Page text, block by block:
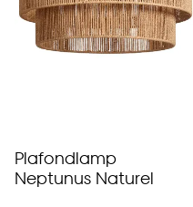
Plafondlamp
Neptunus Naturel